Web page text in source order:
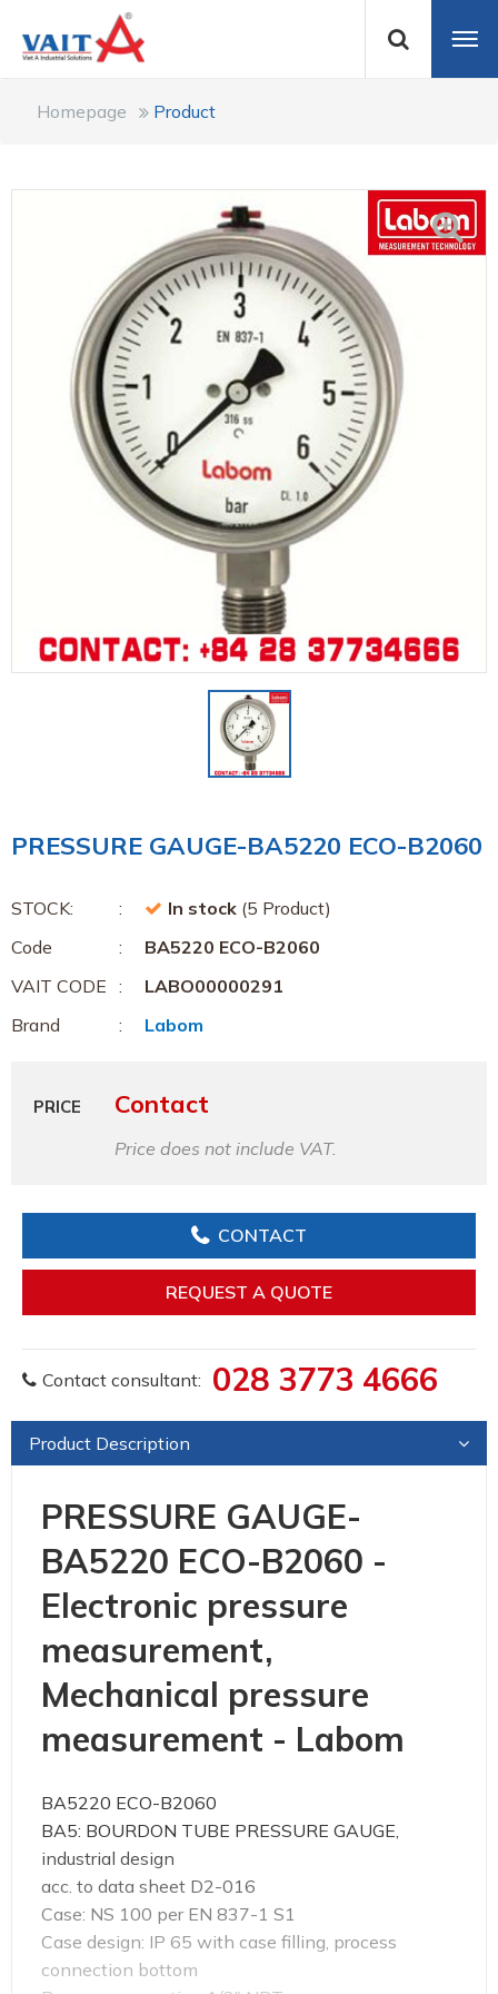
Homepage Product
PRESSURE GAUGE-BA5220 ECO-B2060
STOCK: In stock (5 Product)
Code
BA5220 ECO-B2060
VAIT CODE
LABO00000291
Brand
Labom
PRICE Contact
Price does not include VAT.
CONTACT
REQUEST A QUOTE
Contact consultant: 028 3773 4666
Product Description
PRESSURE GAUGE-
BA5220 ECO-B2060 -
Electronic pressure
measurement,
Mechanical pressure
measurement - Labom
BA5220 ECO-B2060
BA5: BOURDON TUBE PRESSURE GAUGE,
industrial design
acc. to data sheet D2-016
Case: NS 100 per EN 837-1 S1
Case design: IP 65 with case filling, process
connection bottom